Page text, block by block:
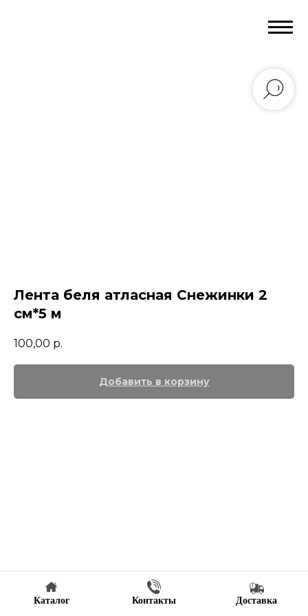
Лента беля атласная Снежинки 2
см*5 м
100,00 р.
Добавить в корзину
Каталог Контакты Доставка